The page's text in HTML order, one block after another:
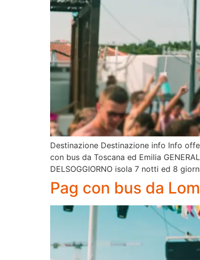
Destinazione Destinazione info Info
con bus da Toscana ed Emilia
DELSOGGIORNO isola 7 notti ed 8
Pag con bus da